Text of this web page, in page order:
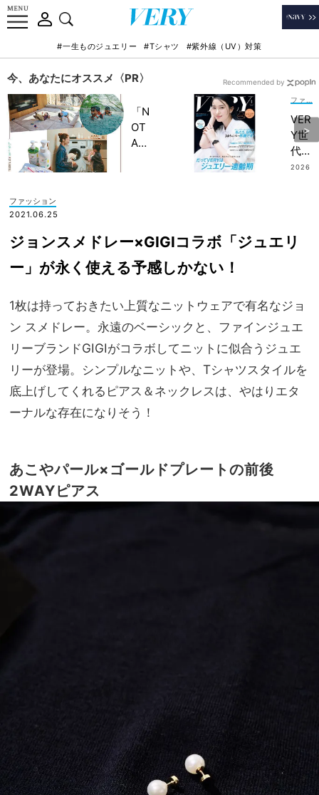
#一生ものジュエリー #Tシャツ #紫外線（UV）対策
今、あなたにオススメ〈PR〉
「N
OT
A
記憶
に一
生残
【極
上の
家族
旅】
を
VER
Y世
代の
【後
ー選
集！
｜
Y20
26
年8
月号
2026
Recommended by
ファッション
2021.06.25
ジョンスメドレー×GIGIコラボ「ジュエリ
ー」が永く使える予感しかない！
1枚は持っておきたい上質なニットウェアで有名なジョ
ン スメドレー。永遠のベーシックと、ファインジュエ
リーブランドGIGIがコラボしてニットに似合うジュエ
リーが登場。シンプルなニットや、Tシャツスタイルを
底上げしてくれるピアス＆ネックレスは、やはりエタ
ーナルな存在になりそう！
あこやパール×ゴールドプレートの前後
2WAYピアス